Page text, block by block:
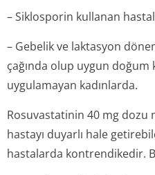
– Siklosporin kullanan
– Gebelik ve laktasyon
çağında olup uygun
uygulamayan kadınlarda.
Rosuvastatinin 40 mg dozu
hastayı duyarlı hale
hastalarda kontrendikedir.